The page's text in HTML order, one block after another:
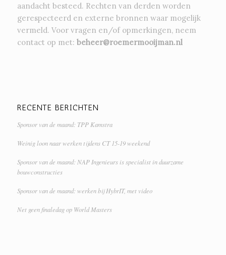
aandacht besteed. Rechten van derden worden
gerespecteerd en externe bronnen waar mogelijk
vermeld. Voor vragen en/of opmerkingen, neem
contact op met: beheer@roemermooijman.nl
RECENTE BERICHTEN
Sponsor van de maand: TPP Kamstra
Weinig loon naar werken tijdens CT 15-19 weekend
Sponsor van de maand: NAP Ingenieurs is specialist in duurzame
bouwconstructies
Sponsor van de maand: werken bij HybrIT, met video
Net geen finaledag op World Masters